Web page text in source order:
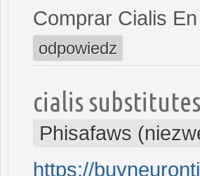
Comprar Cialis
odpowiedz
cialis
Phisafaws
https://